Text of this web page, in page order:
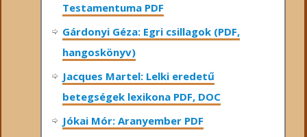
Testamentuma PDF
Gárdonyi Géza: Egri csillagok (PDF,
hangoskönyv)
Jacques Martel: Lelki eredetű
betegségek lexikona PDF, DOC
Jókai Mór: Aranyember PDF